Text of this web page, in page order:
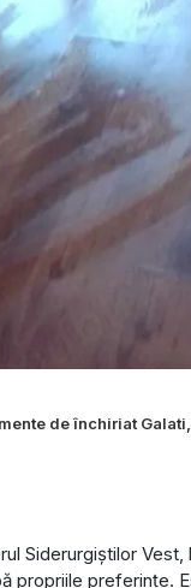
de închiriat
Siderurgiștilor
propriile preferințe.